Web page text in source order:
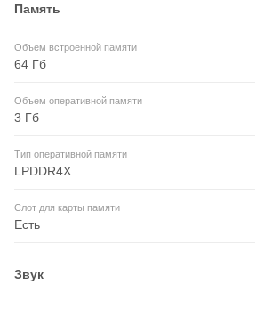
Память
Объем встроенной памяти
64 Гб
Объем оперативной памяти
3 Гб
Тип оперативной памяти
LPDDR4X
Слот для карты памяти
Есть
Звук